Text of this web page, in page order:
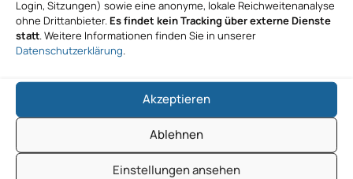
Login, Sitzungen) sowie eine anonyme, lokale Reichweitenanalyse
ohne Drittanbieter. Es findet kein Tracking über externe Dienste
statt. Weitere Informationen finden Sie in unserer
Datenschutzerklärung.
Akzeptieren
Ablehnen
Einstellungen ansehen
statworx GmbH